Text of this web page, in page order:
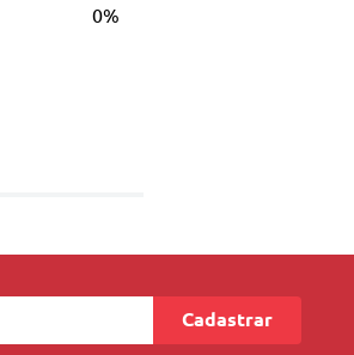
0%
Cadastrar